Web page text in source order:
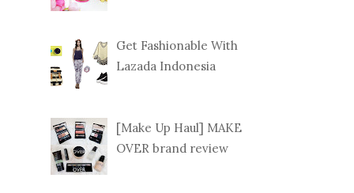
Get Fashionable With
Lazada Indonesia
[Make Up Haul] MAKE
OVER brand review